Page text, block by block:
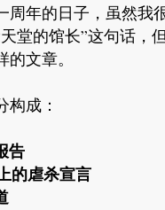
周年的日子，虽然我
堂的馆长”这句话，
文章。
构成：
告
的虐杀宣言